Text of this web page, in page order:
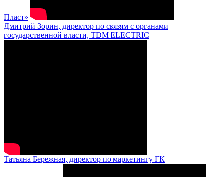
Пласт»
Дмитрий Зорин, директор по связям с органами
государственной власти, TDM ELECTRIC
Татьяна Бережная, директор по маркетингу ГК